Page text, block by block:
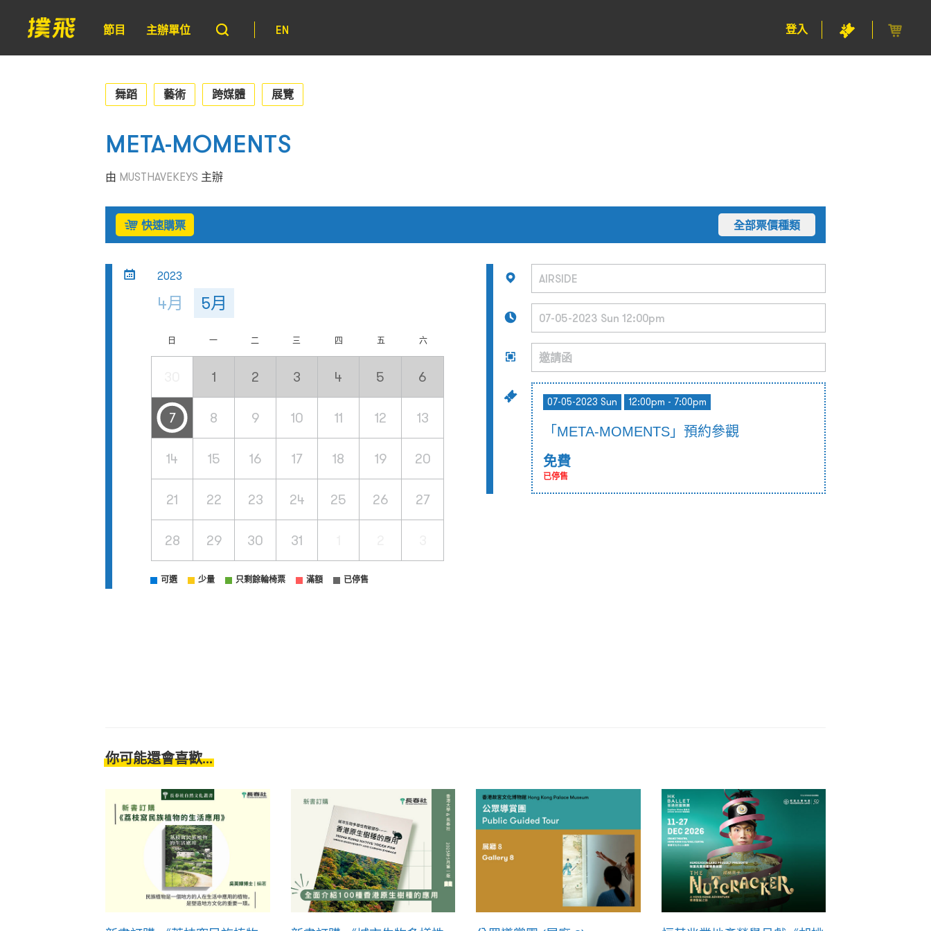
節目 主辦單位 EN 登入
舞蹈 藝術 跨媒體 展覽
META-MOMENTS
由 MUSTHAVEKEYS 主辦
快速購票 全部票價種類
2023
4月 5月
日 一 二 三 四 五 六
1 2 3 4 5 6
7 8 9 10 11 12 13
14 15 16 17 18 19 20
21 22 23 24 25 26 27
28 29 30 31
可選 少量 只剩餘輪椅票 滿額 已停售
07-05-2023 Sun 12:00pm - 7:00pm
「META-MOMENTS」預約參觀
免費
已停售
你可能還會喜歡...